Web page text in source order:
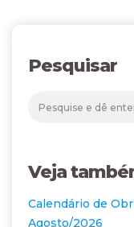
Pesquisar
Veja
Calendário de
Agosto/2026